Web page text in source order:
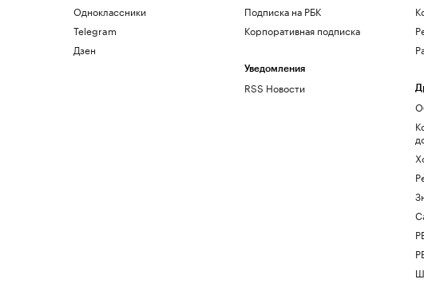
Одноклассники
Telegram
Дзен
Подписка на РБК
Корпоративная подписка
Уведомления
RSS Новости